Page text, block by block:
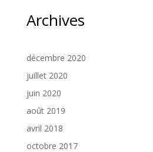
Archives
décembre 2020
juillet 2020
juin 2020
août 2019
avril 2018
octobre 2017